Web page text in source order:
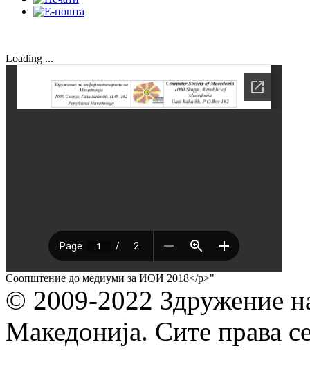
Loading ...
Соопштение до медиуми за ИОИ 2018</p>"
© 2009-2022 Здружение
Македонија. Сите права